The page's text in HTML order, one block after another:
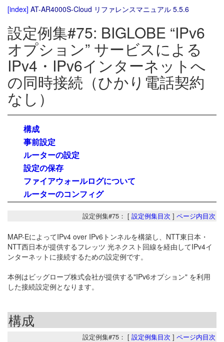
[index] AT-AR4000S-Cloud リファレンスマニュアル 5.5.6
設定例集#75: BIGLOBE “IPv6
オプション” サービスによる
IPv4・IPv6インターネットへ
の同時接続（ひかり電話契約
なし）
構成
事前設定
ルーターの設定
設定の保存
ファイアウォールログについて
ルーターのコンフィグ
設定例集#75： [ 設定例集目次 ] ページ内目次
MAP-EによってIPv4 over IPv6トンネルを構築し、NTT東日本・
NTT西日本が提供するフレッツ 光ネクスト回線を経由してIPv4イ
ンターネットに接続するための設定例です。
本例はビッグローブ株式会社が提供する"IPv6オプション" を利用
した接続設定例となります。
構成
設定例集#75： [ 設定例集目次 ] ページ内目次